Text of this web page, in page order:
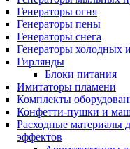
Генераторы огня
Генераторы пены
Генераторы снега
Генераторы холодных
Гирлянды
Блоки питания
Имитаторы пламени
Комплекты
Конфетти-пушки и
Расходные материалы
эффектов